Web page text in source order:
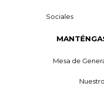
Sociales
Mesa de